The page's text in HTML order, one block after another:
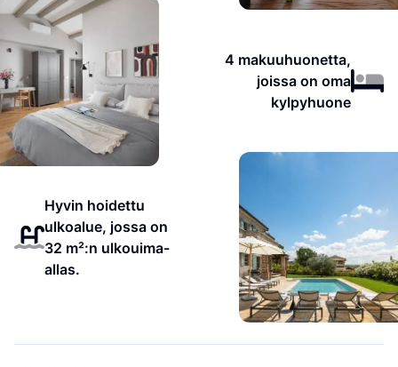
4 makuuhuonetta,
joissa on oma
kylpyhuone
Hyvin hoidettu
ulkoalue, jossa on
32 m²:n ulkouima-
allas.